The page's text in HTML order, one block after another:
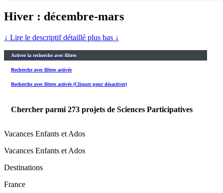
Hiver : décembre-mars
↓ Lire le descriptif détaillé plus bas ↓
Activer la recherche avec filtres
Recherche avec filtres activée
Recherche avec filtres activée (Cliquer pour désactiver)
Chercher parmi 273 projets de Sciences Participatives
Vacances Enfants et Ados
Vacances Enfants et Ados
Destinations
France